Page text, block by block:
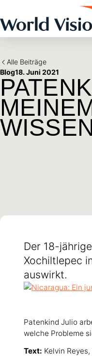
Alle Beiträge
Blog18. Juni 2021
Der 18-
Xochiltlepec
auswirkt.
Patenkind Julio
welche Probleme
Text: Kelvin